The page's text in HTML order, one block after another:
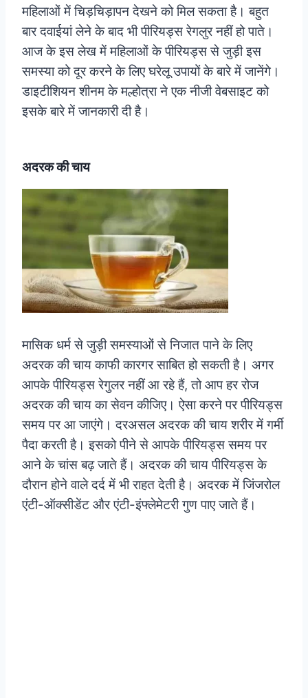
महिलाओं में चिड़चिड़ापन देखने को मिल सकता है। बहुत
बार दवाईयां लेने के बाद भी पीरियड्स रेगलुर नहीं हो पाते।
आज के इस लेख में महिलाओं के पीरियड्स से जुड़ी इस
समस्या को दूर करने के लिए घरेलू उपायों के बारे में जानेंगे।
डाइटीशियन शीनम के मल्होत्रा ने एक नीजी वेबसाइट को
इसके बारे में जानकारी दी है।
अदरक की चाय
मासिक धर्म से जुड़ी समस्याओं से निजात पाने के लिए
अदरक की चाय काफी कारगर साबित हो सकती है। अगर
आपके पीरियड्स रेगुलर नहीं आ रहे हैं, तो आप हर रोज
अदरक की चाय का सेवन कीजिए। ऐसा करने पर पीरियड्स
समय पर आ जाएंगे। दरअसल अदरक की चाय शरीर में गर्मी
पैदा करती है। इसको पीने से आपके पीरियड्स समय पर
आने के चांस बढ़ जाते हैं। अदरक की चाय पीरियड्स के
दौरान होने वाले दर्द में भी राहत देती है। अदरक में जिंजरोल
एंटी-ऑक्सीडेंट और एंटी-इंफ्लेमेटरी गुण पाए जाते हैं।